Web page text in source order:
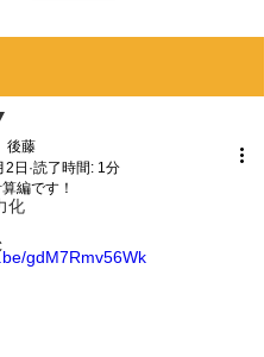
化
編です！
後藤
2日 読了時間: 1分
ちNaNと評価されています。
gdM7Rmv56Wk